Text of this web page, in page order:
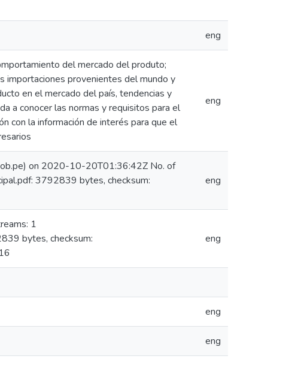
eng
del mercado del produto;
importaciones provenientes del mundo y
en el mercado del país, tendencias y
a conocer las normas y requisitos para el
con la información de interés para que el
eng
on 2020-10-20T01:36:42Z No. of
3792839 bytes, checksum:
eng
1
bytes, checksum:
eng
eng
eng